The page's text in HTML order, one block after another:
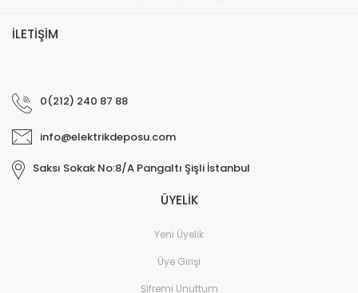
İLETİŞİM
0(212) 240 87 88
info@elektrikdeposu.com
Saksı Sokak No:8/A Pangaltı Şişli İstanbul
ÜYELİK
Yeni Üyelik
Üye Girişi
Şifremi Unuttum